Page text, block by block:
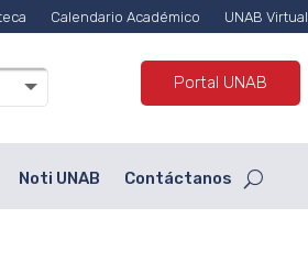
Calendario Académico UNAB Virtual
Portal UNAB
Noti UNAB Contáctanos